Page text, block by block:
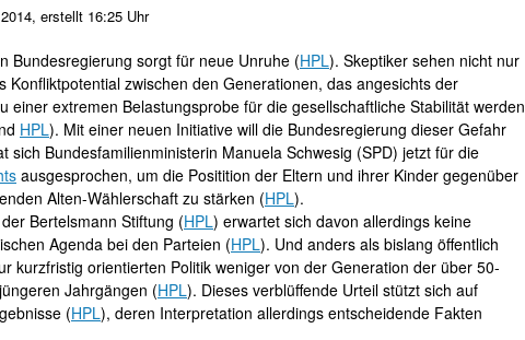
erstellt 16:25 Uhr
Bundesregierung sorgt für neue Unruhe (HPL). Skeptiker sehen nicht nur
Konfliktpotential zwischen den Generationen, das angesichts der
einer extremen Belastungsprobe für die gesellschaftliche Stabilität werden
HPL). Mit einer neuen Initiative will die Bundesregierung dieser Gefahr
sich Bundesfamilienministerin Manuela Schwesig (SPD) jetzt für die
ausgesprochen, um die Positition der Eltern und ihrer Kinder gegenüber
Alten-Wählerschaft zu stärken (HPL).
Bertelsmann Stiftung (HPL) erwartet sich davon allerdings keine
Agenda bei den Parteien (HPL). Und anders als bislang öffentlich
kurzfristig orientierten Politik weniger von der Generation der über 50-
Jahrgängen (HPL). Dieses verblüffende Urteil stützt sich auf
(HPL), deren Interpretation allerdings entscheidende Fakten